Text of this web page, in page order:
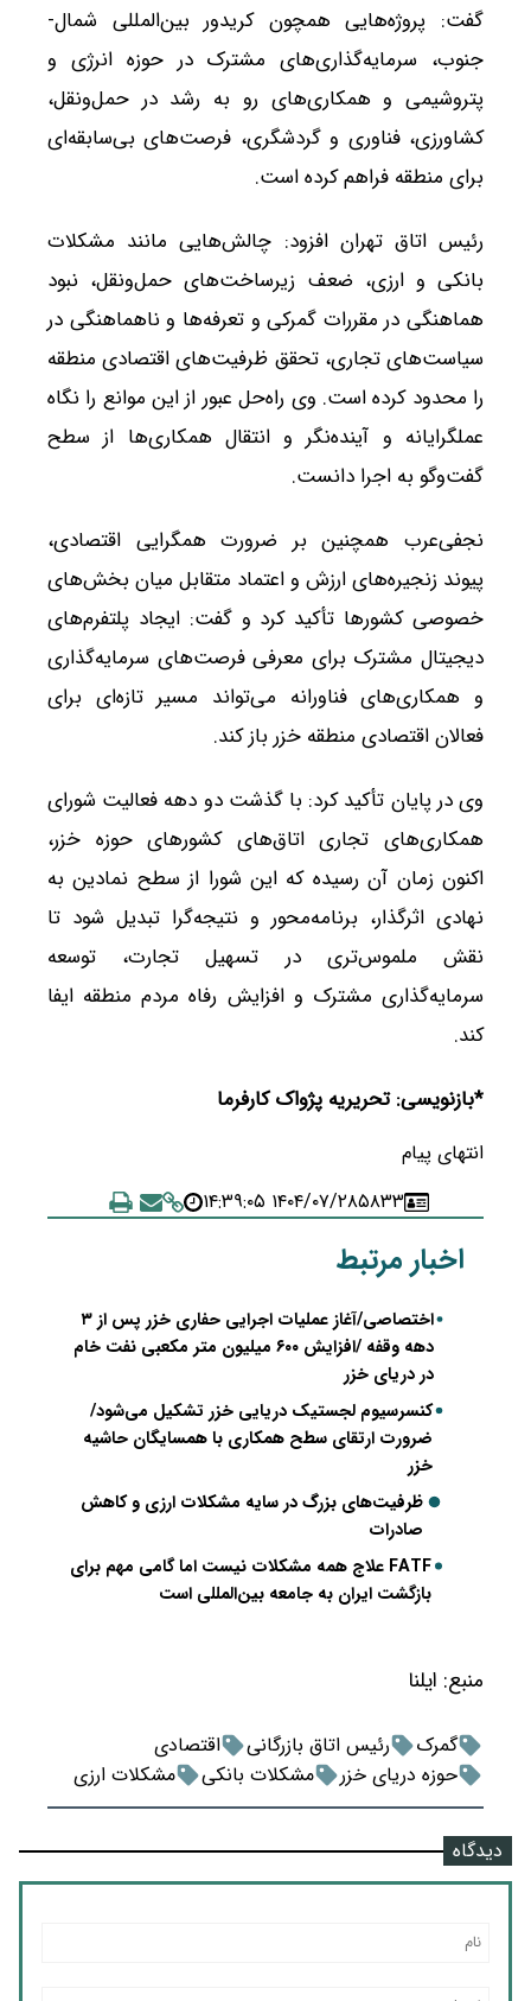
گفت: پروژه‌هایی همچون کریدور بین‌المللی شمال-
جنوب، سرمایه‌گذاری‌های مشترک در حوزه انرژی و
پتروشیمی و همکاری‌های رو به رشد در حمل‌ونقل،
کشاورزی، فناوری و گردشگری، فرصت‌های بی‌سابقه‌ای
برای منطقه فراهم کرده است.
رئیس اتاق تهران افزود: چالش‌هایی مانند مشکلات
بانکی و ارزی، ضعف زیرساخت‌های حمل‌ونقل، نبود
هماهنگی در مقررات گمرکی و تعرفه‌ها و ناهماهنگی در
سیاست‌های تجاری، تحقق ظرفیت‌های اقتصادی منطقه
را محدود کرده است. وی راه‌حل عبور از این موانع را نگاه
عملگرایانه و آینده‌نگر و انتقال همکاری‌ها از سطح
گفت‌وگو به اجرا دانست.
نجفی‌عرب همچنین بر ضرورت همگرایی اقتصادی،
پیوند زنجیره‌های ارزش و اعتماد متقابل میان بخش‌های
خصوصی کشورها تأکید کرد و گفت: ایجاد پلتفرم‌های
دیجیتال مشترک برای معرفی فرصت‌های سرمایه‌گذاری
و همکاری‌های فناورانه می‌تواند مسیر تازه‌ای برای
فعالان اقتصادی منطقه خزر باز کند.
وی در پایان تأکید کرد: با گذشت دو دهه فعالیت شورای
همکاری‌های تجاری اتاق‌های کشورهای حوزه خزر،
اکنون زمان آن رسیده که این شورا از سطح نمادین به
نهادی اثرگذار، برنامه‌محور و نتیجه‌گرا تبدیل شود تا
نقش ملموس‌تری در تسهیل تجارت، توسعه
سرمایه‌گذاری مشترک و افزایش رفاه مردم منطقه ایفا
کند.
*بازنویسی: تحریریه پژواک کارفرما
انتهای پیام
۵۸۳۳۱۴۰۴/۰۷/۲۸ ۱۴:۳۹:۰۵
اخبار مرتبط
اختصاصی/آغاز عملیات اجرایی حفاری خزر پس از ۳
دهه وقفه /افزایش ۶۰۰ میلیون متر مکعبی نفت خام
در دریای خزر
کنسرسیوم لجستیک دریایی خزر تشکیل می‌شود/
ضرورت ارتقای سطح همکاری با همسایگان حاشیه
خزر
ظرفیت‌های بزرگ در سایه مشکلات ارزی و کاهش
صادرات
FATF علاج همه مشکلات نیست اما گامی مهم برای
بازگشت ایران به جامعه بین‌المللی است
منبع: ایلنا
گمرک رئیس اتاق بازرگانی
اقتصادی
حوزه دریای خزر
مشکلات بانکی مشکلات ارزی
دیدگاه